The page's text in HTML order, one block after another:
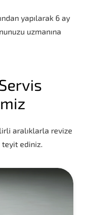
yapılarak 6 ay
uzmanına
aralıklarla revize
ediniz.